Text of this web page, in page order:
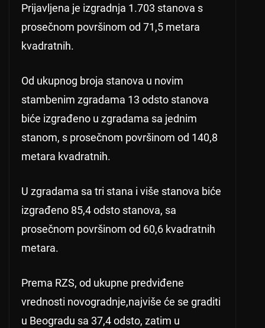
Prijavljena je izgradnja 1.703 stanova s
prosečnom površinom od 71,5 metara
kvadratnih.
Od ukupnog broja stanova u novim
stambenim zgradama 13 odsto stanova
biće izgrađeno u zgradama sa jednim
stanom, s prosečnom površinom od 140,8
metara kvadratnih.
U zgradama sa tri stana i više stanova biće
izgrađeno 85,4 odsto stanova, sa
prosečnom površinom od 60,6 kvadratnih
metara.
Prema RZS, od ukupne predviđene
vrednosti novogradnje,najviše će se graditi
u Beogradu sa 37,4 odsto, zatim u